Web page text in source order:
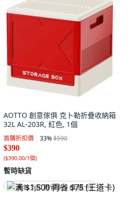
AOTTO 創意傢俱 克卜勒折疊收納箱
32L AL-203R, 紅色, 1個
首購折扣價 33%$590
$390
($390.00/1個)
暫時缺貨
满 $1,500 再省 $75 (王道卡)